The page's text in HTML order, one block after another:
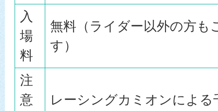
入
場
料
無料（ライダー以外の方も
す）
注
意
レーシングカミオンによる